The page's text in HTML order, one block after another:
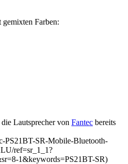
Farben:
Lautsprecher von Fantec bereits
PS21BT-SR-Mobile-Bluetooth-
ref=sr_1_1?
1&keywords=PS21BT-SR)